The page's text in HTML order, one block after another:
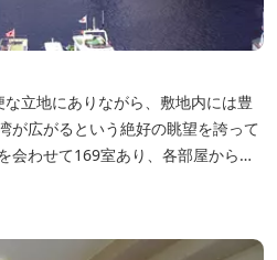
立地にありながら、敷地内には豊
が広がるという絶好の眺望を誇って
会わせて169室あり、各部屋からの
がった海の幸を使った会席料理も
野天風呂、ゆったりとつくろげる大